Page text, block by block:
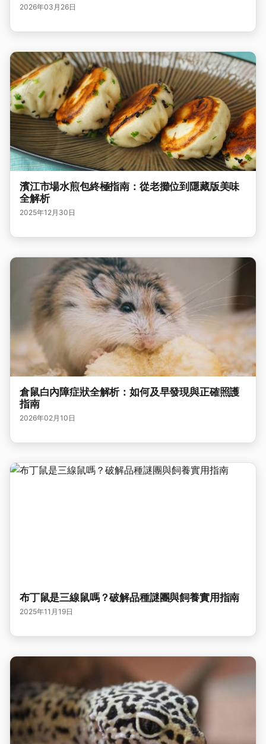
2026年03月26日
濱江市場水煎包終極指南：從老攤位到隱藏版美味
全解析
2025年12月30日
倉鼠白內障症狀全解析：如何及早發現與正確照護
指南
2026年02月10日
布丁鼠是三線鼠嗎？破解品種謎團與飼養實用指南
2025年11月19日